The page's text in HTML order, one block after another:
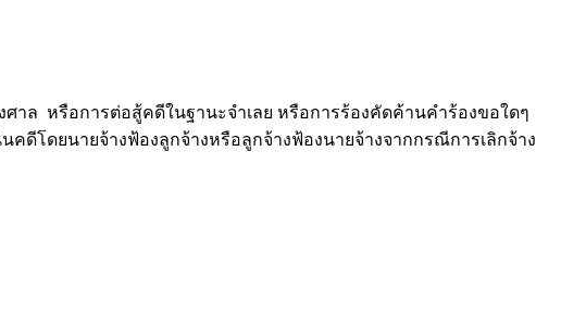
ล หรือการต่อสู้คดีในฐานะจำเลย หรือการร้องคัดค้านคำร้องขอใดๆ
โดยนายจ้างฟ้องลูกจ้างหรือลูกจ้างฟ้องนายจ้างจากกรณีการเลิกจ้าง